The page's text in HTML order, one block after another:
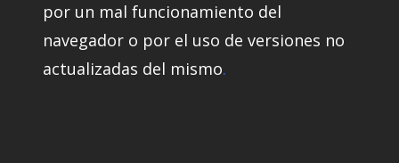
por un mal funcionamiento del
navegador o por el uso de versiones no
actualizadas del mismo.